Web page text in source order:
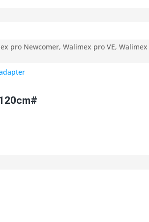
pro Newcomer, Walimex pro VE,